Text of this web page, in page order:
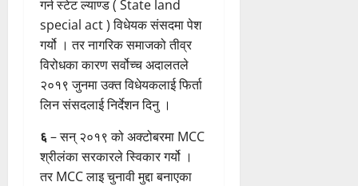
गर्न स्टेट ल्याण्ड ( State land
special act ) विधेयक संसदमा पेश
गर्यो । तर नागरिक समाजको तीव्र
विरोधका कारण सर्वोच्च अदालतले
२०१९ जुनमा उक्त विधेयकलाई फिर्ता
लिन संसदलाई निर्देशन दिनु ।
६ – सन् २०१९ को अक्टोबरमा MCC
श्रीलंका सरकारले स्विकार गर्यो ।
तर MCC लाइ चुनावी मुद्दा बनाएका